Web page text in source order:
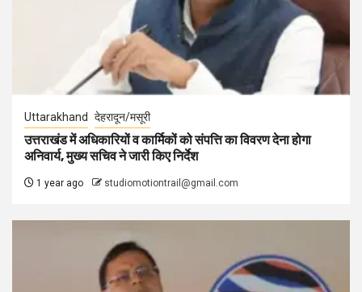
Uttarakhand देहरादून/मसूरी
उत्तराखंड में अधिकारियों व कार्मिकों को संपत्ति का विवरण देना होगा
अनिवार्य, मुख्य सचिव ने जारी किए निर्देश
1 year ago studiomotiontrail@gmail.com